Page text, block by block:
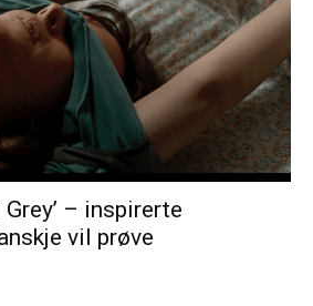
– inspirerte
vil prøve